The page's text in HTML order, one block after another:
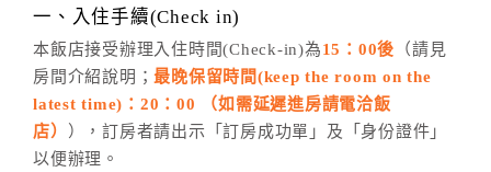
※非客服時間之申辦異動，皆為次日計算及辦理。
五、客服時間
週一至週日，上午9:00～晚上6:00
六、聯絡方式
週一至週日：
一、入住手續(Check in)
本飯店接受辦理入住時間(Check-in)為15：00後 （請見
房間介紹說明；最晚保留時間(keep the room on the
latest time)：20：00 （如需延遲進房請電洽飯
店）
），訂房者請出示「訂房成功單」及「身份證件」
以便辦理。